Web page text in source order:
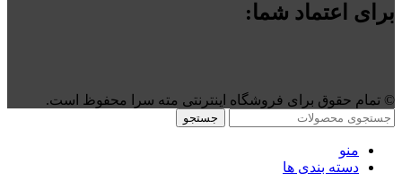
برای اعتماد شما:
©️ تمام حقوق برای فروشگاه اینترنتی مته سرا محفوظ است.
جستجو
منو
دسته بندی ها